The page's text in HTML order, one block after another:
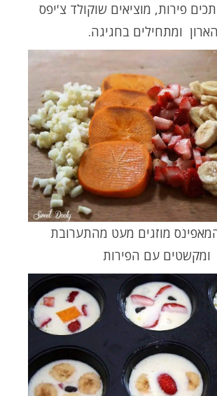
פירות, מוציאים שוקולד צ'יפס
ומתחילים בחגיגה.
מוזגים מעט מהתערובת
ומקשטים עם הפירות